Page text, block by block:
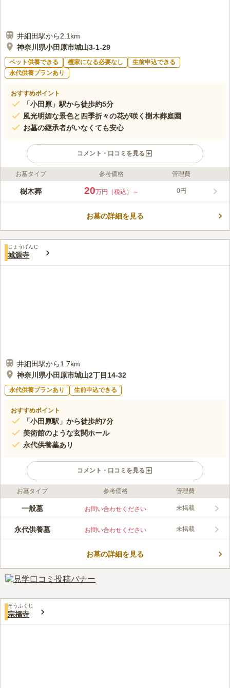
井細田駅から2.1km
神奈川県小田原市城山3-1-29
ペット供養できる 檀家になる必要なし
生前申込できる
永代供養プランあり
おすすめポイント
「小田原」駅から徒歩約5分
風光明媚な景色と四季折々の花が咲く樹木葬庭園
お墓の継承者がいなくても安心
コメント・口コミを見る
ライフドット編集部のコメント
小田原の森は、「小田原」駅西口から徒歩約5分、歴史ある城山
杉氏と長尾氏の連合軍による小田原攻めの際に建物が焼失しまし
実住職がお寺を守り、本堂を新しく建て替え、人々の心身の健康
のための坐禅プログラムを主催するなど、時代に合ったお寺づく
口コミ評価
この霊園はまだ誰からも評価されていません。
お墓タイプ 参考価格 管理費
樹木葬 20万円（税込）～ 0円
お墓の詳細を見る
じょうげんじ
城源寺
井細田駅から1.7km
神奈川県小田原市城山2丁目14-32
永代供養プランあり 生前申込できる
おすすめポイント
「小田原駅」から徒歩約7分
美術館のような玄関ホール
永代供養墓あり
コメント・口コミを見る
ライフドット編集部のコメント
明治44年の放火による焼失や大正12年の大地震で被災した経緯
宅街の一画にあります。日当たりが良く心地よさを感じながらお
参りすることができます。 「開かれたお寺」として人々から愛
この霊園はまだ誰からも評価されていません。
お墓タイプ 参考価格 管理費
一般墓 お問い合わせください 未掲載
永代供養墓 お問い合わせください 未掲載
お墓の詳細を見る
そうふくじ
宗福寺